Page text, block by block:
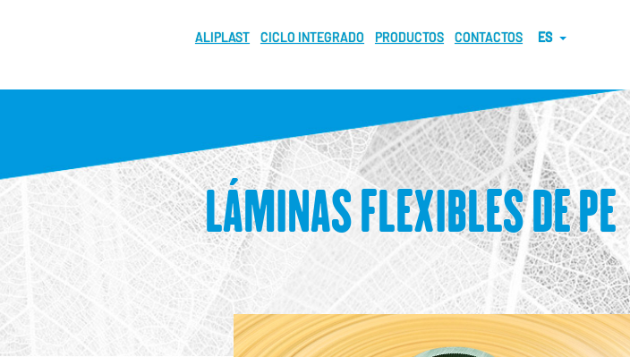
ALIPLAST CICLO INTEGRADO PRODUCTOS CONTACTOS ES
LÁMINAS FLEXIBLES DE PE